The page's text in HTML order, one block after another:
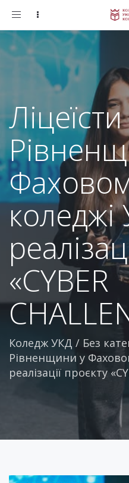
Toggle
«CYBER
Коледж УКД / Без
Рівненщини у
реалізації проєкту